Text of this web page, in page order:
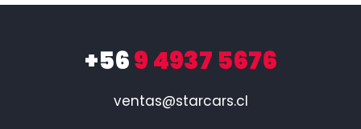
+569 4937 5676
ventas@starcars.cl